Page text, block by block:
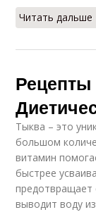
Читать
Рецепты
Тыква – это
большом
витамин
быстрее
предотвращает
выводит воду